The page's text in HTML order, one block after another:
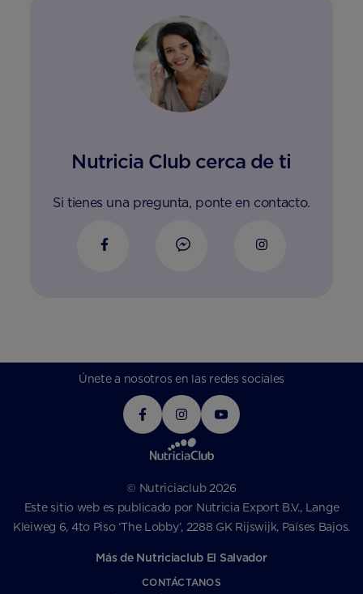
Nutricia Club cerca de ti
Si tienes una pregunta, ponte en contacto.
Únete a nosotros en las redes sociales
© Nutriciaclub 2026
Este sitio web es publicado por Nutricia Export B.V., Lange
Kleiweg 6, 4to Piso ‘The Lobby’, 2288 GK Rijswijk, Países Bajos.
Más de Nutriciaclub El Salvador
CONTÁCTANOS